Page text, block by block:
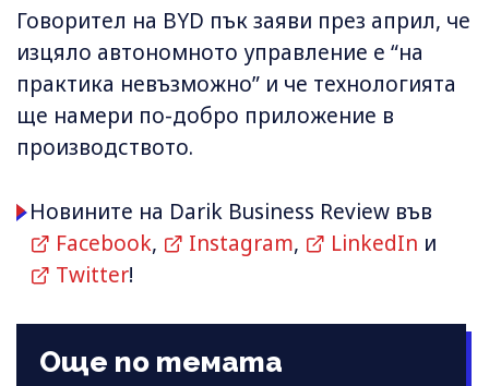
Говорител на BYD пък заяви през април, че
изцяло автономното управление е “на
практика невъзможно” и че технологията
ще намери по-добро приложение в
производството.
Новините на Darik Business Review във
Facebook, Instagram, LinkedIn и
Twitter!
Още по темата